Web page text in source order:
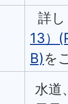
詳
13）
B)を
水道